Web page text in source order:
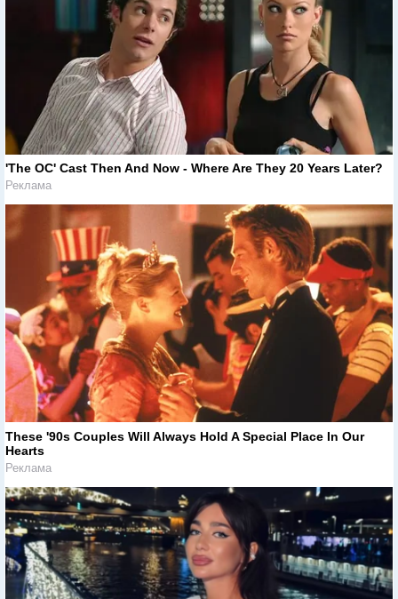
'The OC' Cast Then And Now - Where Are They 20 Years Later?
Реклама
These '90s Couples Will Always Hold A Special Place In Our
Hearts
Реклама